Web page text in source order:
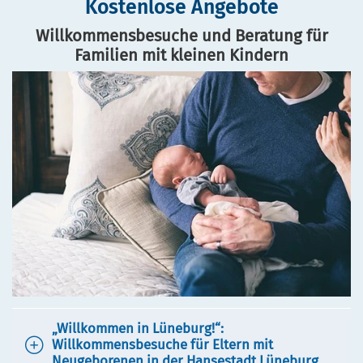
Kostenlose Angebote
Willkommensbesuche und Beratung für
Familien mit kleinen Kindern
„Willkommen in Lüneburg!“:
Willkommensbesuche für Eltern mit